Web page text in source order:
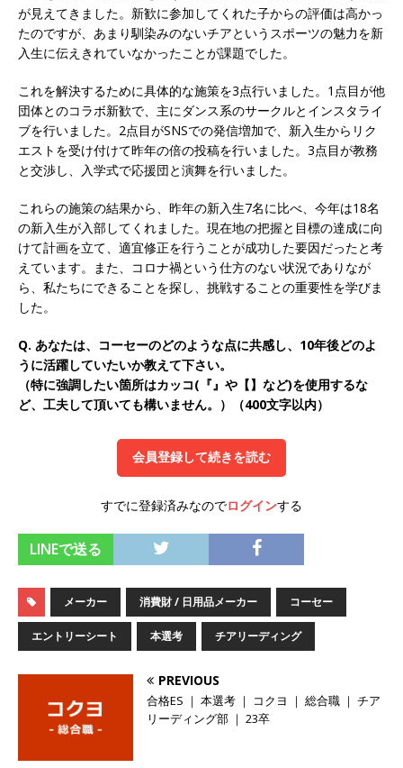
業
[ 2026年5月14日 ] 【 28卒 ｜ ES自動合格!! 】 文
50％以上の製品保有!! ｜ 一眼レフ大手メーカー
全てと取引する国内トップシェアのマグネシウム
部品製造メーカー ｜ 賞与前年度実績6.5ヵ月・平
均6ヶ月以上 ｜ ミツワ電機工業
用企業
[ 2026年5月14日 ]
【 28卒 ｜ 書類選考自動合
格!! 】 需要が伸び続ける安定したリフォーム業界
歳までは個人の成績に関わらず昇給を約束 ｜ ソ
ーゴー
体育会積極採用企業
[ 2026年5月14日 ]
【 28卒 】 NTTドコモグルー
プと電通グループの傘下 ｜ 初任給40万 ｜ 人よ
り速く、高い成長を求める人には超魅力的な挑戦
環境!! ｜ 日本で初めてインターネット広告事業を
始めたパイオニア企業 ｜ CARTA HOLDINGS
体育会積極採用企業
[ 2026年5月14日 ] 【 28卒 ｜ 体験型インターン
シップ 】スタンダード上場 ｜ 業界No.1 企業医
ル、マーケティング、ブランディングが経験でき
る ｜ 土日祝休み ｜ 年間休日124日 ｜ ギミック
が見えてきました。新歓に参加してくれた子からの評価は高かっ
たのですが、あまり馴染みのないチアというスポーツの魅力を新
入生に伝えきれていなかったことが課題でした。
これを解決するために具体的な施策を3点行いました。1点目が他
団体とのコラボ新歓で、主にダンス系のサークルとインスタライ
ブを行いました。2点目がSNSでの発信増加で、新入生からリク
エストを受け付けて昨年の倍の投稿を行いました。3点目が教務
と交渉し、入学式で応援団と演舞を行いました。
これらの施策の結果から、昨年の新入生7名に比べ、今年は18名
の新入生が入部してくれました。現在地の把握と目標の達成に向
けて計画を立て、適宜修正を行うことが成功した要因だったと考
えています。また、コロナ禍という仕方のない状況でありなが
ら、私たちにできることを探し、挑戦することの重要性を学びま
した。
Q. あなたは、コーセーのどのような点に共感し、10年後どのよ
うに活躍していたいか教えて下さい。
（特に強調したい箇所はカッコ(『』や【】など)を使用するな
ど、工夫して頂いても構いません。）（400文字以内）
会員登録して続きを読む
すでに登録済みなのでログインする
LINEで送る
メーカー 消費財 / 日用品メーカー コーセー
エントリーシート 本選考 チアリーディング
PREVIOUS
合格ES ｜ 本選考 ｜ コクヨ ｜ 総合職 ｜ チア
リーディング部 ｜ 23卒